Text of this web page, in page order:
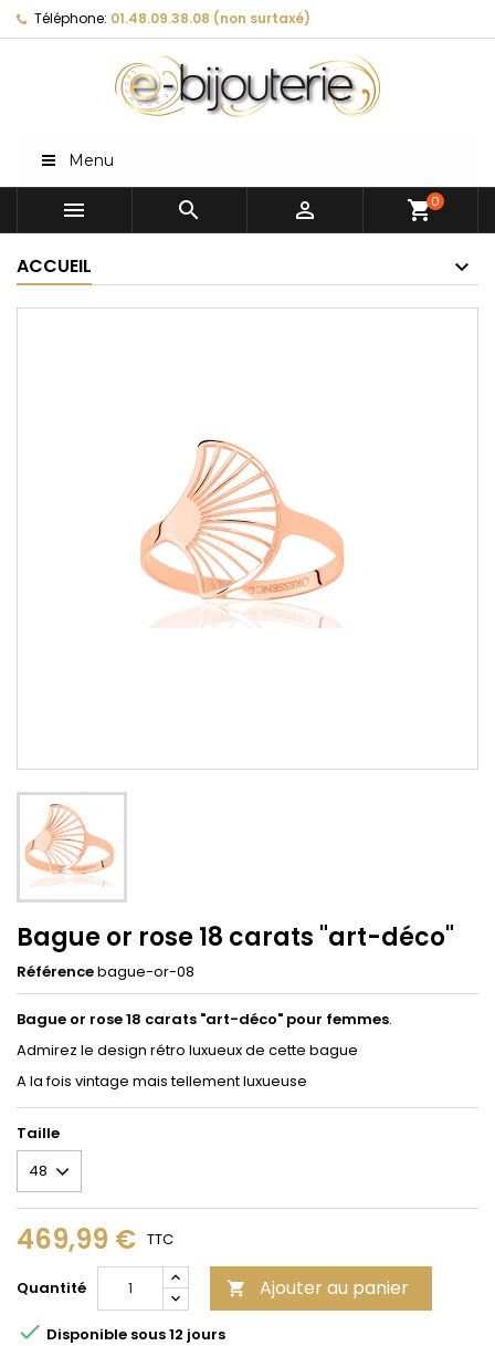
Téléphone: 01.48.09.38.08 (non surtaxé)
Menu
   shopping_cart0
ACCUEIL
Bague or rose 18 carats "art-déco"
Référencebague-or-08
Bague or rose 18 carats "art-déco" pour femmes.
Admirez le design rétro luxueux de cette bague
A la fois vintage mais tellement luxueuse
Taille
469,99 € TTC
Quantité  Ajouter au panier
 Disponible sous 12 jours